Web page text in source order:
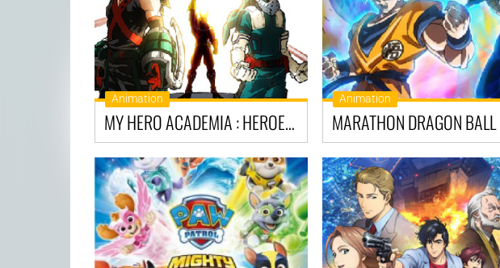
Animation
MY HERO ACADEMIA : HEROES RISING
Animation
MARATHON DRAGON BALL